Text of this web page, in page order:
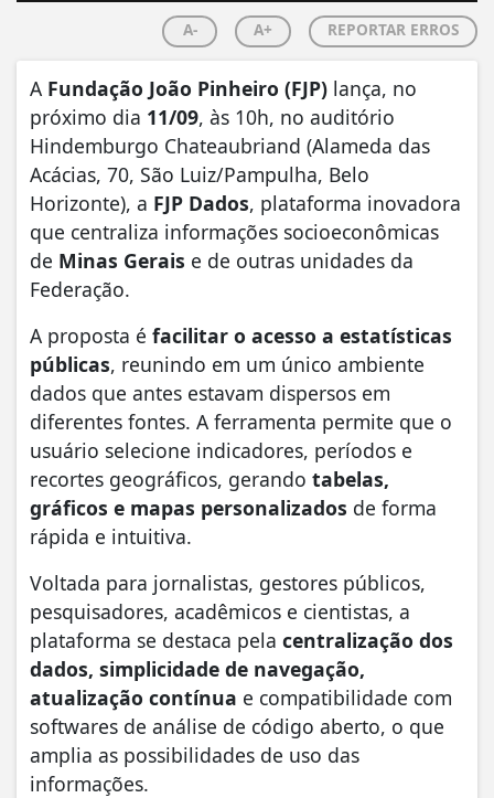
A- A+ REPORTAR ERROS
A Fundação João Pinheiro (FJP) lança, no
próximo dia 11/09, às 10h, no auditório
Hindemburgo Chateaubriand (Alameda das
Acácias, 70, São Luiz/Pampulha, Belo
Horizonte), a FJP Dados, plataforma inovadora
que centraliza informações socioeconômicas
de Minas Gerais e de outras unidades da
Federação.
A proposta é facilitar o acesso a estatísticas
públicas, reunindo em um único ambiente
dados que antes estavam dispersos em
diferentes fontes. A ferramenta permite que o
usuário selecione indicadores, períodos e
recortes geográficos, gerando tabelas,
gráficos e mapas personalizados de forma
rápida e intuitiva.
Voltada para jornalistas, gestores públicos,
pesquisadores, acadêmicos e cientistas, a
plataforma se destaca pela centralização dos
dados, simplicidade de navegação,
atualização contínua e compatibilidade com
softwares de análise de código aberto, o que
amplia as possibilidades de uso das
informações.